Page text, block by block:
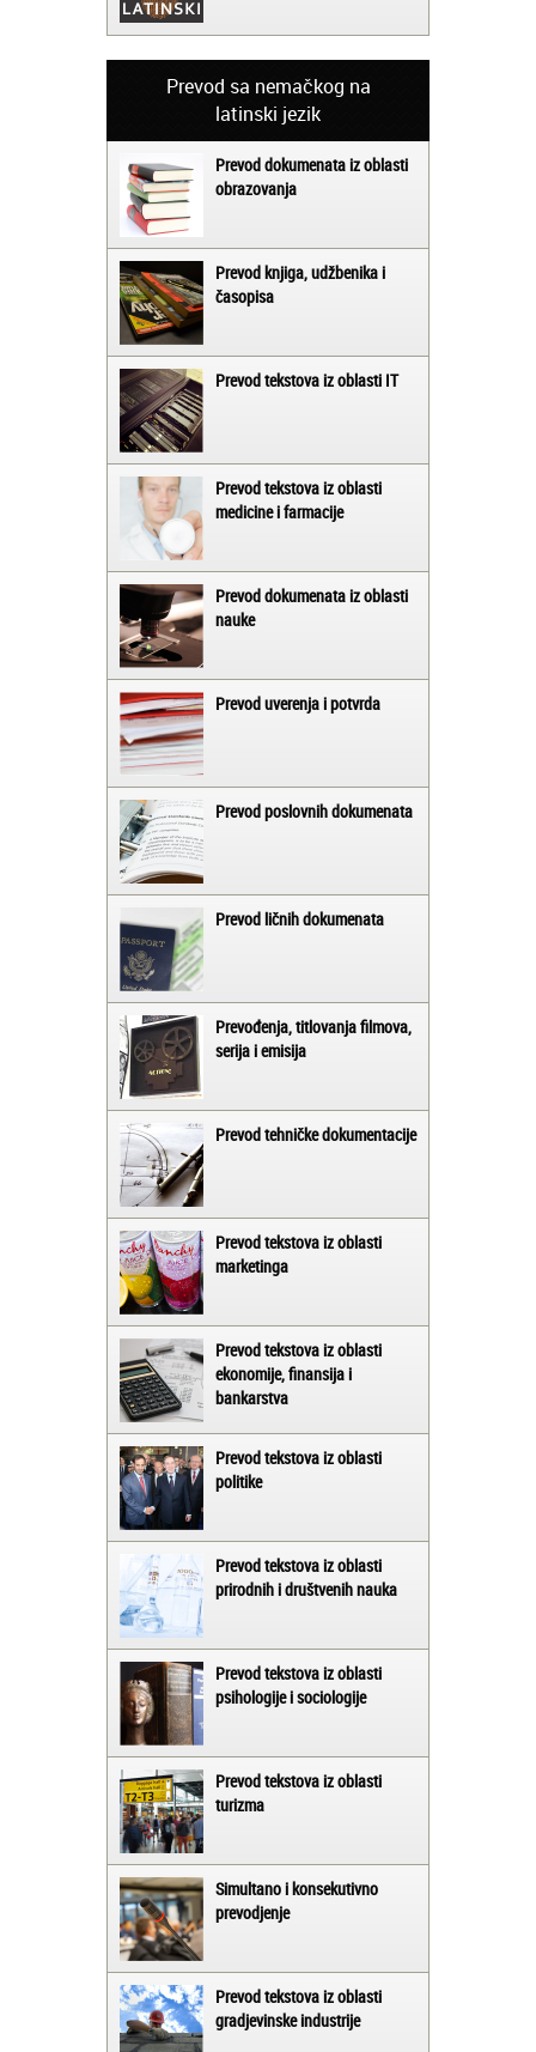
Prevod sa nemačkog na
latinski jezik
Prevod dokumenata iz oblasti
obrazovanja
Prevod knjiga, udžbenika i
časopisa
Prevod tekstova iz oblasti IT
Prevod tekstova iz oblasti
medicine i farmacije
Prevod dokumenata iz oblasti
nauke
Prevod uverenja i potvrda
Prevod poslovnih dokumenata
Prevod ličnih dokumenata
Prevođenja, titlovanja filmova,
serija i emisija
Prevod tehničke dokumentacije
Prevod tekstova iz oblasti
marketinga
Prevod tekstova iz oblasti
ekonomije, finansija i
bankarstva
Prevod tekstova iz oblasti
politike
Prevod tekstova iz oblasti
prirodnih i društvenih nauka
Prevod tekstova iz oblasti
psihologije i sociologije
Prevod tekstova iz oblasti
turizma
Simultano i konsekutivno
prevodjenje
Prevod tekstova iz oblasti
gradjevinske industrije